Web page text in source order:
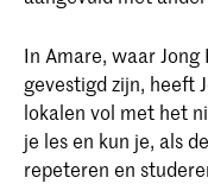
In Amare, waar Jong
gevestigd zijn, heeft
lokalen vol met het
je les en kun je, als
repeteren en